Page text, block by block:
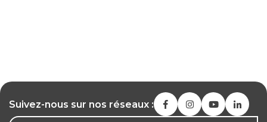
Suivez-nous sur nos réseaux :